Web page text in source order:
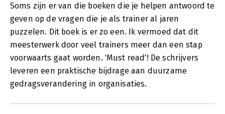
Soms zijn er van die boeken die je helpen antwoord te
geven op de vragen die je als trainer al jaren
puzzelen. Dit boek is er zo een. Ik vermoed dat dit
meesterwerk door veel trainers meer dan een stap
voorwaarts gaat worden. 'Must read'! De schrijvers
leveren een praktische bijdrage aan duurzame
gedragsverandering in organisaties.